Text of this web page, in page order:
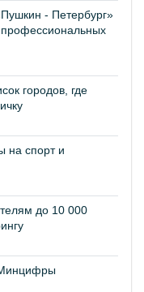
- Петербург»
профессиональных
городов, где
на спорт и
до 10 000